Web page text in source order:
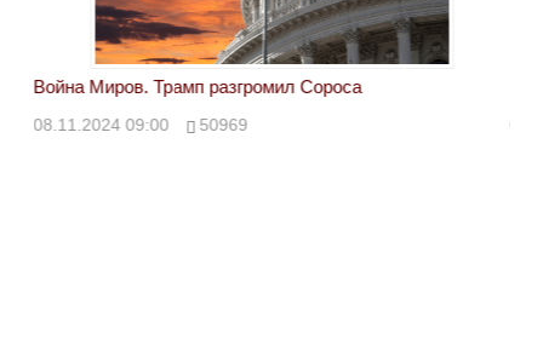
Война Миров. Трамп разгромил Сороса
08.11.2024 09:00 50969